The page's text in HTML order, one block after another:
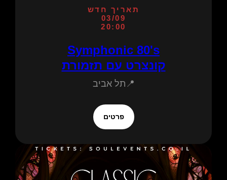
תאריך חדש
03/09
20:00
Symphonic 80's
קונצרט עם תזמורת
📍תל אביב
פרטים